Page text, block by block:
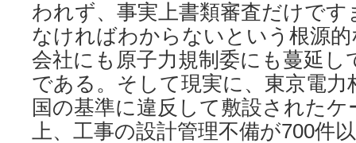
われず、事実上書類審査だけで
なければわからないという根源
会社にも原子力規制委にも蔓延
である。そして現実に、東京電力
国の基準に違反して敷設されたケ
上、工事の設計管理不備が700件